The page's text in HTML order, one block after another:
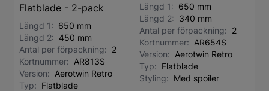
Flatblade - 2-pack
Längd 1: 650 mm
Längd 2: 450 mm
Antal per förpackning: 2
Kortnummer: AR813S
Version: Aerotwin Retro
Typ: Flatblade
Längd 1: 650 mm
Längd 2: 340 mm
Antal per förpackning: 2
Kortnummer: AR654S
Version: Aerotwin Retro
Typ: Flatblade
Styling: Med spoiler